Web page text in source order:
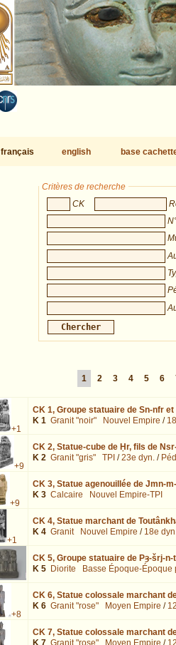
français english base
Critères de recherche
CK
1
2 3 4 5 6
+1
CK 1, Groupe statuaire de Sn-nfr et
K 1 Granit "noir" Nouvel Empire /
+9
CK 2, Statue-cube de Ḥr, fils de
K 2 Granit "gris" TPI /23e dyn. /
+9
CK 3, Statue agenouillée de Jmn-
K 3 Calcaire Nouvel Empire-TPI
+1
CK 4, Statue marchant de
K 4 Granit Nouvel Empire / 18e
CK 5, Groupe statuaire de Pȝ-šrj-n-
K 5
Diorite Basse Époque-Époque
+8
CK 6, Statue colossale marchant
K 6 Granit "rose" Moyen Empire /
CK 7, Statue colossale marchant
K 7 Granit "rose" Moyen Empire /